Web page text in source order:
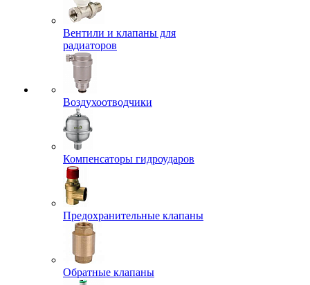
Вентили и клапаны для
радиаторов
Воздухоотводчики
Компенсаторы гидроударов
Предохранительные клапаны
Обратные клапаны